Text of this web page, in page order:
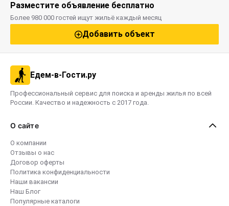
Разместите объявление бесплатно
Более 980 000 гостей ищут жильё каждый месяц
Добавить объект
Едем-в-Гости.ру
Профессиональный сервис для поиска и аренды жилья по всей
России. Качество и надежность с 2017 года.
О сайте
О компании
Отзывы о нас
Договор оферты
Политика конфиденциальности
Наши вакансии
Наш Блог
Популярные каталоги